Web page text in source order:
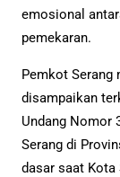
emosional
pemekaran.
Pemkot Serang
disampaikan
Undang Nomor
Serang di
dasar saat Kota